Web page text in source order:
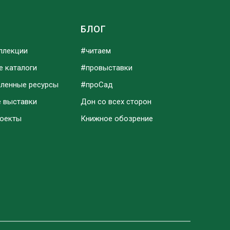
каталоги
ресурсы
выставки
БЛОГ
#читаем
#провыставки
#проСад
Дон со всех сторон
Книжное обозрение